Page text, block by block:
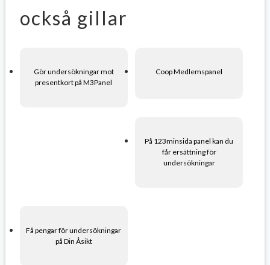
också gillar
Gör undersökningar mot
presentkort på M3Panel
Coop Medlemspanel
På 123minsida panel kan du
får ersättning för
undersökningar
Få pengar för undersökningar
på Din Åsikt